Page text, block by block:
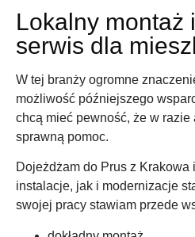
Lokalny montaż
serwis dla
W tej branży ogromne
możliwość późniejszego
chcą mieć pewność, że w
sprawną pomoc.
Dojeżdżam do Prus z
instalacje, jak i modernizacje
swojej pracy stawiam przede